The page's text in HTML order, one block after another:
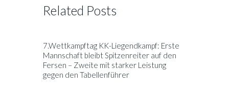
Related Posts
7.Wettkampftag KK-Liegendkampf: Erste
Mannschaft bleibt Spitzenreiter auf den
Fersen – Zweite mit starker Leistung
gegen den Tabellenführer